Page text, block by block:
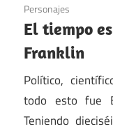
Personajes
El tiempo
Franklin
Político,
todo esto fue
Teniendo